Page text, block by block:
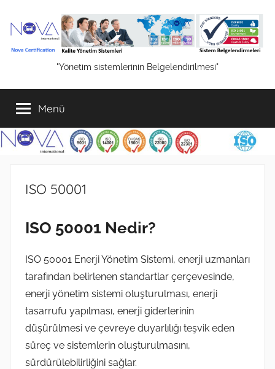
atla
NOVA
Belgelendirme
Hizmetleri
"Yönetim sistemlerinin Belgelendirilmesi"
Menü
ISO 50001
ISO 50001 Nedir?
ISO 50001 Enerji Yönetim Sistemi, enerji uzmanları
tarafından belirlenen standartlar çerçevesinde,
enerji yönetim sistemi oluşturulması, enerji
tasarrufu yapılması, enerji giderlerinin
düşürülmesi ve çevreye duyarlılığı teşvik eden
süreç ve sistemlerin oluşturulmasını,
sürdürülebilirliğini sağlar.